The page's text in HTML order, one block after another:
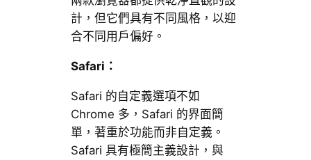
計，但它們具有不同風格，以迎
合不同用戶偏好。
Safari：
Safari 的自定義選項不如
Chrome 多，Safari 的界面簡
單，著重於功能而非自定義。
Safari 具有極簡主義設計，與